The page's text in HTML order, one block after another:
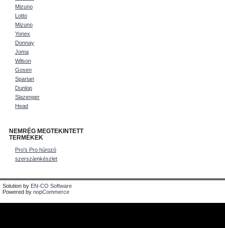
Mizuno
Lotto
Mizuno
Yonex
Donnay
Joma
Wilson
Gosen
Spartan
Dunlop
Slazenger
Head
NEMRÉG MEGTEKINTETT
TERMÉKEK
Pro's Pro húrozó
szerszámkészlet
Solution by EN-CO Software
Powered by nopCommerce